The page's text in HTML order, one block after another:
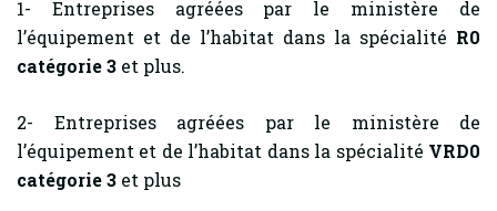
1- Entreprises agréées par le ministère de
l’équipement et de l’habitat dans la spécialité R0
catégorie 3 et plus.
2- Entreprises agréées par le ministère de
l’équipement et de l’habitat dans la spécialité VRD0
catégorie 3 et plus